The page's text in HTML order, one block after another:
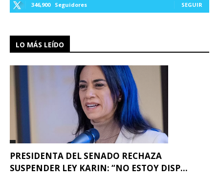
346,900 Seguidores SEGUIR
LO MÁS LEÍDO
PRESIDENTA DEL SENADO RECHAZA
SUSPENDER LEY KARIN: “NO ESTOY DISP...